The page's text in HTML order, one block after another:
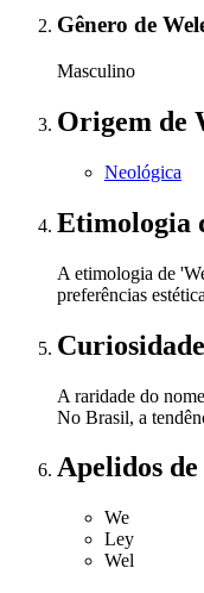
Gênero de
Masculino
Origem de
Neológica
Etimologia
A etimologia de
preferências
A raridade do
No Brasil, a
Apelidos
We
Ley
Wel